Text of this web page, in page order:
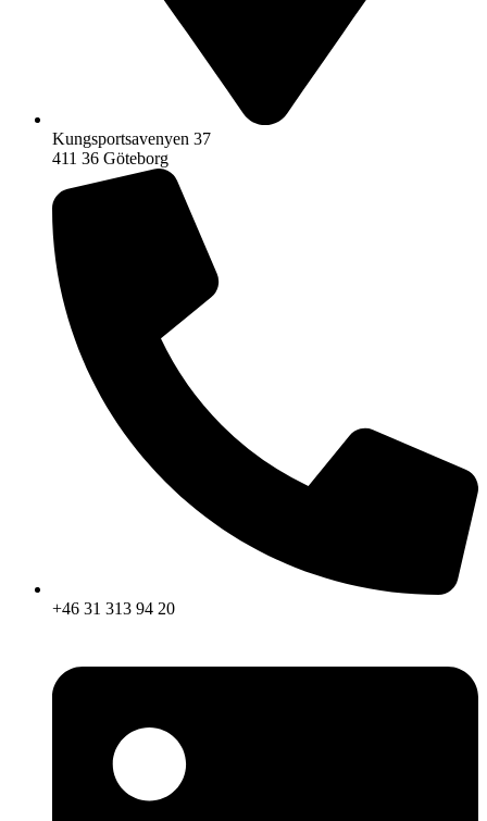
Kungsportsavenyen 37
411 36 Göteborg
+46 31 313 94 20